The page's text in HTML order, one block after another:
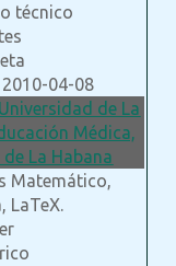
técnico
2010-04-08
de La
Médica,
La Habana
Matemático,
LaTeX.